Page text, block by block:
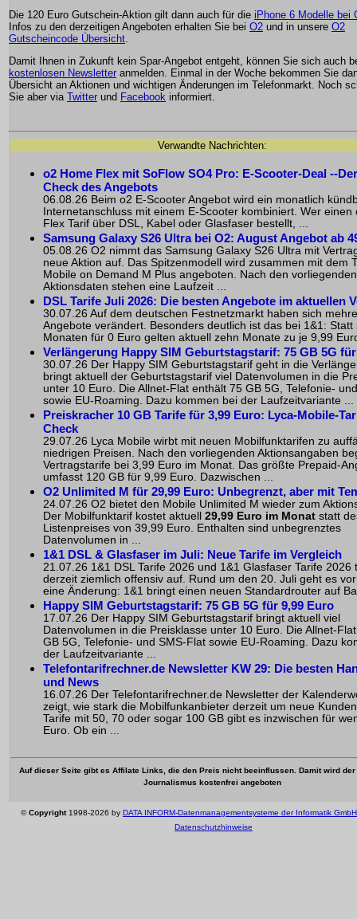
Die 120 Euro Gutschein-Aktion gilt dann auch für die iPhone 6 Modelle bei
Infos zu den derzeitigen Angeboten erhalten Sie bei O2 und in unsere O2
Gutscheincode Übersicht.
Damit Ihnen in Zukunft kein Spar-Angebot entgeht, können Sie sich auch
kostenlosen Newsletter anmelden. Einmal in der Woche bekommen Sie
Übersicht an Aktionen und wichtigen Änderungen im Telefonmarkt. Noch
Sie aber via Twitter und Facebook informiert.
Verwandte Nachrichten:
o2 Home Flex mit SoFlow SO4 Pro: E-Scooter-Deal --
Check des Angebots
06.08.26 Beim o2 E-Scooter Angebot wird ein monatlich
Internetanschluss mit einem E-Scooter kombiniert. Wer einen
Flex Tarif über DSL, Kabel oder Glasfaser bestellt, ...
Samsung Galaxy S26 Ultra bei O2: August Angebot ab
05.08.26 O2 nimmt das Samsung Galaxy S26 Ultra mit
neue Aktion auf. Das Spitzenmodell wird zusammen mit dem
Mobile on Demand M Plus angeboten. Nach den vorliegenden
Aktionsdaten stehen eine Laufzeit ...
DSL Tarife Juli 2026: Die besten Angebote im aktuellen
30.07.26 Auf dem deutschen Festnetzmarkt haben sich
Angebote verändert. Besonders deutlich ist das bei 1&1: Statt
Monaten für 0 Euro gelten aktuell zehn Monate zu je 9,99
Verlängerung Happy SIM Geburtstagstarif: 75 GB 5G
30.07.26 Der Happy SIM Geburtstagstarif geht in die
bringt aktuell der Geburtstagstarif viel Datenvolumen in die
unter 10 Euro. Die Allnet-Flat enthält 75 GB 5G, Telefonie-
sowie EU-Roaming. Dazu kommen bei der Laufzeitvariante ...
Preiskracher 10 GB Tarife für 3,99 Euro: Lyca-Mobile-
Check
29.07.26 Lyca Mobile wirbt mit neuen Mobilfunktarifen zu
niedrigen Preisen. Nach den vorliegenden Aktionsangaben
Vertragstarife bei 3,99 Euro im Monat. Das größte Prepaid-
umfasst 120 GB für 9,99 Euro. Dazwischen ...
O2 Unlimited M für 29,99 Euro: Unbegrenzt, aber mit
24.07.26 O2 bietet den Mobile Unlimited M wieder zum
Der Mobilfunktarif kostet aktuell 29,99 Euro im Monat statt
Listenpreises von 39,99 Euro. Enthalten sind unbegrenztes
Datenvolumen in ...
1&1 DSL & Glasfaser im Juli: Neue Tarife im Vergleich
21.07.26 1&1 DSL Tarife 2026 und 1&1 Glasfaser Tarife 2026
derzeit ziemlich offensiv auf. Rund um den 20. Juli geht es
eine Änderung: 1&1 bringt einen neuen Standardrouter auf
Happy SIM Geburtstagstarif: 75 GB 5G für 9,99 Euro
17.07.26 Der Happy SIM Geburtstagstarif bringt aktuell viel
Datenvolumen in die Preisklasse unter 10 Euro. Die Allnet-
GB 5G, Telefonie- und SMS-Flat sowie EU-Roaming. Dazu
der Laufzeitvariante ...
Telefontarifrechner.de Newsletter KW 29: Die besten
und News
16.07.26 Der Telefontarifrechner.de Newsletter der
zeigt, wie stark die Mobilfunkanbieter derzeit um neue
Tarife mit 50, 70 oder sogar 100 GB gibt es inzwischen für
Euro. Ob ein ...
Auf dieser Seite gibt es Affilate Links, die den Preis nicht beeinflussen. Damit wird
Journalismus kostenfrei angeboten
©Copyright1998-2026 by DATA INFORM-Datenmanagementsysteme der Informatik GmbH
Datenschutzhinweise